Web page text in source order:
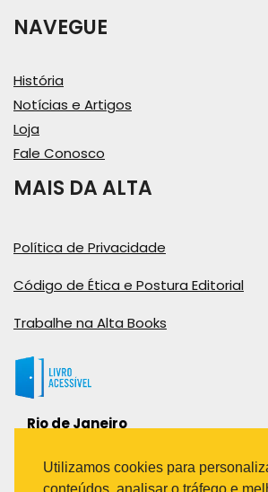
NAVEGUE
História
Notícias e Artigos
Loja
Fale Conosco
MAIS DA ALTA
Política de Privacidade
Código de Ética e Postura Editorial
Trabalhe na Alta Books
Rio de Janeiro
Bairro Industrial do Jacaré
Rio de Janeiro – RJ – CEP:
Utilizamos cookies para